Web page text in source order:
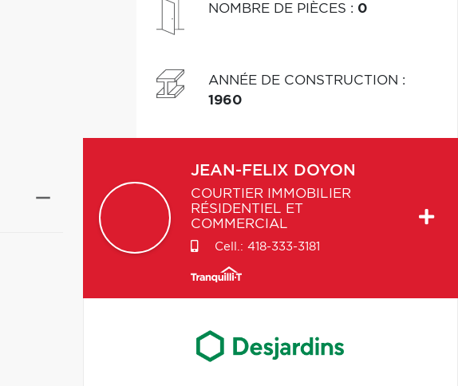
NOMBRE DE PIÈCES : 0
ANNÉE DE CONSTRUCTION :
1960
JEAN-FELIX DOYON
COURTIER IMMOBILIER
RÉSIDENTIEL ET
COMMERCIAL
Cell.: 418-333-3181